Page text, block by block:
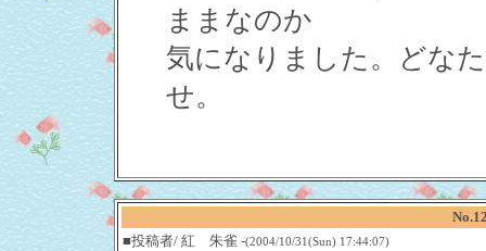
ままなのか
気になりました。どな
せ。
■投稿者/ 紅 朱雀 -(2004/10/31(Sun) 17:44:07)